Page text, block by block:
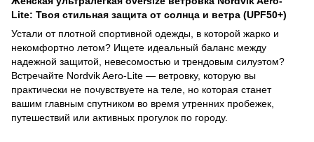
Lite: Твоя стильная защита от солнца и ветра (UPF50+)
Устали от плотной спортивной одежды, в которой жарко и
некомфортно летом? Ищете идеальный баланс между
надежной защитой, невесомостью и трендовым силуэтом?
Встречайте Nordvik Aero-Lite — ветровку, которую вы
практически не почувствуете на теле, но которая станет
вашим главным спутником во время утренних пробежек,
путешествий или активных прогулок по городу.